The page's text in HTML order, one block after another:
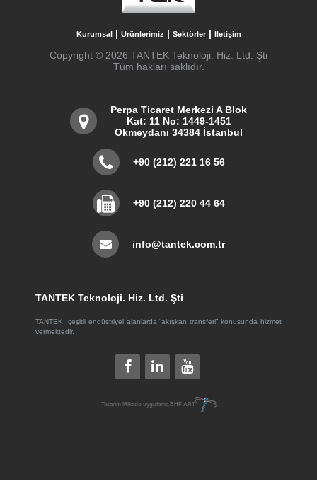
Kurumsal | Ürünlerimiz | Sektörler| İletişim
Copyright © 2026 TANTEK Teknoloji. Hiz. Ltd. Şti
Tüm hakları saklıdır.
Perpa Ticaret Merkezi A Blok
Kat: 11 No: 1449-1451
Okmeydanı 34384 İstanbul
+90 (212) 221 16 56
+90 (212) 220 44 64
info@tantek.com.tr
TANTEK Teknoloji. Hiz. Ltd. Şti
TANTEK, çeşitli endüstriyel alanlarda “akışkan transferi” konusunda hizmet
vermektedir.
Tasarım Mikadouygulama BHF ART